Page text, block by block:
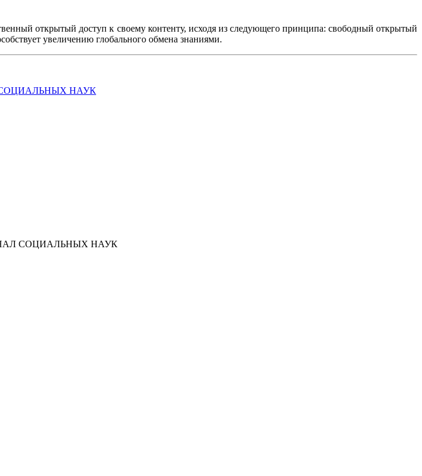
открытый доступ к своему контенту, исходя из следующего принципа: свободный открытый
увеличению глобального обмена знаниями.
СОЦИАЛЬНЫХ НАУК